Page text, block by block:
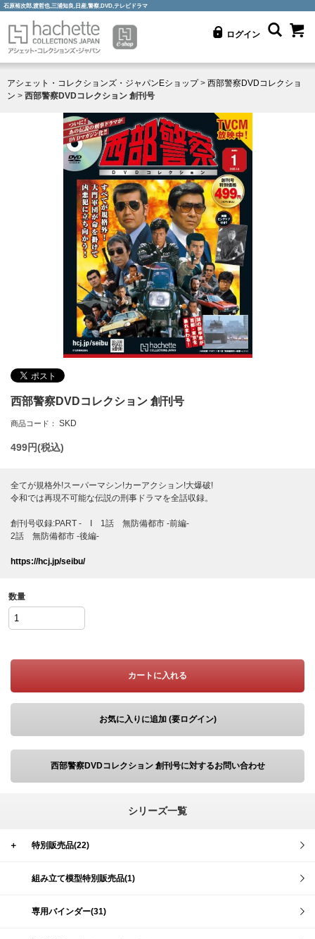
石原裕次郎,渡哲也,三浦知良,日産,警察,DVD,テレビドラマ
ログイン
アシェット・コレクションズ・ジャパンEショップ> 西部警察DVDコレクショ
ン > 西部警察DVDコレクション 創刊号
西部警察DVDコレクション 創刊号
商品コード： SKD
499円(税込)
全てが規格外!スーパーマシン!カーアクション!大爆破!
令和では再現不可能な伝説の刑事ドラマを全話収録。
創刊号収録:PART - I 1話 無防備都市 -前編-
2話 無防備都市 -後編-
https://hcj.jp/seibu/
数量
カートに入れる
お気に入りに追加 (要ログイン)
西部警察DVDコレクション 創刊号に対するお問い合わせ
シリーズ一覧
＋ 特別販売品(22)
組み立て模型特別販売品(1)
専用バインダー(31)